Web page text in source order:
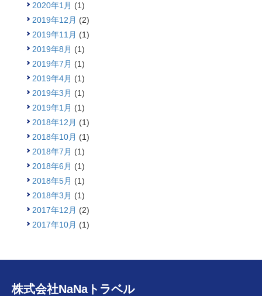
2020年1月 (1)
2019年12月 (2)
2019年11月 (1)
2019年8月 (1)
2019年7月 (1)
2019年4月 (1)
2019年3月 (1)
2019年1月 (1)
2018年12月 (1)
2018年10月 (1)
2018年7月 (1)
2018年6月 (1)
2018年5月 (1)
2018年3月 (1)
2017年12月 (2)
2017年10月 (1)
株式会社NaNaトラベル